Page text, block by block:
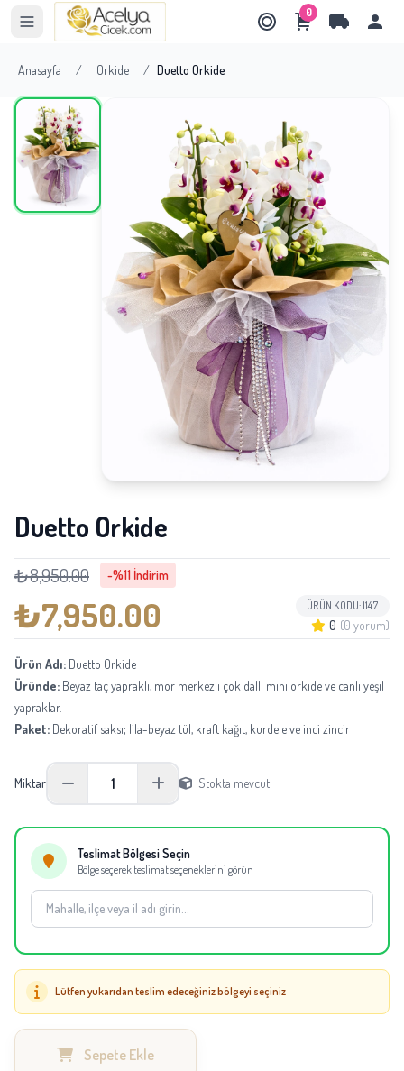
0
Anasayfa / Orkide / Duetto Orkide
Duetto Orkide
₺8,950.00 -%11 İndirim
₺7,950.00 ÜRÜN KODU: 1147
0 (0 yorum)
Ürün Adı: Duetto Orkide
Üründe: Beyaz taç yapraklı, mor merkezli çok dallı mini orkide ve canlı yeşil
yapraklar.
Paket: Dekoratif saksı; lila-beyaz tül, kraft kağıt, kurdele ve inci zincir
Saksı dahil yaklaşık 45-60 cm; orkide dallarının doğal formuna göre
değişebilir; tedarik durumunda aynı kalite korunarak eşdeğer bitki veya saksı
kullanılabilir.
Miktar 1 Stokta mevcut
Teslimat Bölgesi Seçin
Bölge seçerek teslimat seçeneklerini görün
Lütfen yukarıdan teslim edeceğiniz bölgeyi seçiniz
Sepete Ekle